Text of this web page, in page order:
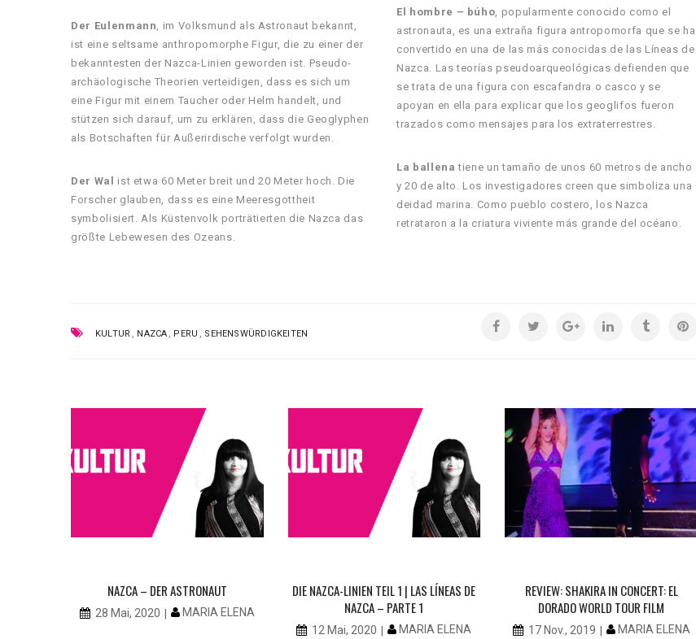
Der Eulenmann, im Volksmund als Astronaut bekannt,
ist eine seltsame anthropomorphe Figur, die zu einer der
bekanntesten der Nazca-Linien geworden ist. Pseudo-
archäologische Theorien verteidigen, dass es sich um
eine Figur mit einem Taucher oder Helm handelt, und
stützen sich darauf, um zu erklären, dass die Geoglyphen
als Botschaften für Außerirdische verfolgt wurden.
Der Wal
ist etwa 60 Meter breit und 20 Meter hoch. Die
Forscher glauben, dass es eine Meeresgottheit
symbolisiert. Als Küstenvolk porträtierten die Nazca das
größte Lebewesen des Ozeans.
El hombre – búho, popularmente conocido como el
astronauta, es una extraña figura antropomorfa que se ha
convertido en una de las más conocidas de las Líneas de
Nazca. Las teorías pseudoarqueológicas defienden que
se trata de una figura con escafandra o casco y se
apoyan en ella para explicar que los geoglifos fueron
trazados como mensajes para los extraterrestres.
La ballena tiene un tamaño de unos 60 metros de ancho
y 20 de alto. Los investigadores creen que simboliza una
deidad marina. Como pueblo costero, los Nazca
retrataron a la criatura viviente más grande del océano.
KULTUR , NAZCA , PERU , SEHENSWÜRDIGKEITEN
NAZCA – DER ASTRONAUT
28 Mai, 2020 MARIA ELENA
DIE NAZCA-LINIEN TEIL 1 | LAS LÍNEAS DE
NAZCA – PARTE 1
12 Mai, 2020 MARIA ELENA
REVIEW: SHAKIRA IN CONCERT: EL
DORADO WORLD TOUR FILM
17 Nov., 2019 MARIA ELENA